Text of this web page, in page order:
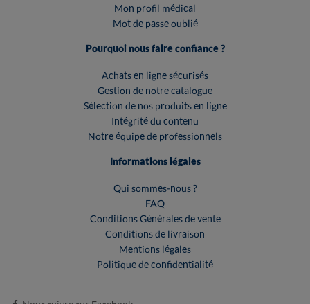
Mon profil médical
Mot de passe oublié
Pourquoi nous faire confiance ?
Achats en ligne sécurisés
Gestion de notre catalogue
Sélection de nos produits en ligne
Intégrité du contenu
Notre équipe de professionnels
Informations légales
Qui sommes-nous ?
FAQ
Conditions Générales de vente
Conditions de livraison
Mentions légales
Politique de confidentialité